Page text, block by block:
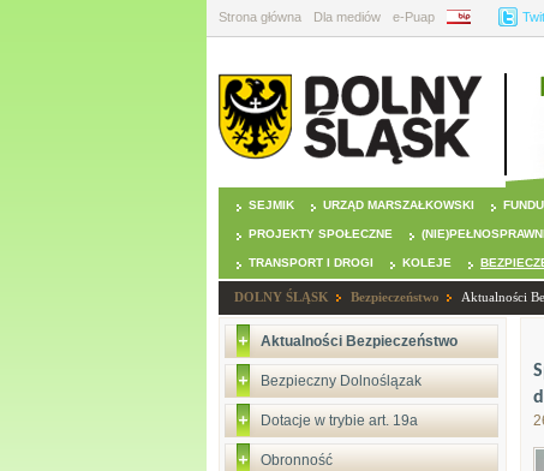
Strona główna Dla mediów e-Puap BIP
SEJMIK URZĄD MARSZAŁKOWSKI
PROJEKTY SPOŁECZNE (NIE)PEŁNOSPRAWNI
TRANSPORT I DROGI KOLEJE
DOLNY ŚLĄSK Bezpieczeństwo Aktualności
Aktualności Bezpieczeństwo
Bezpieczny Dolnoślązak
Dotacje w trybie art. 19a
Obronność